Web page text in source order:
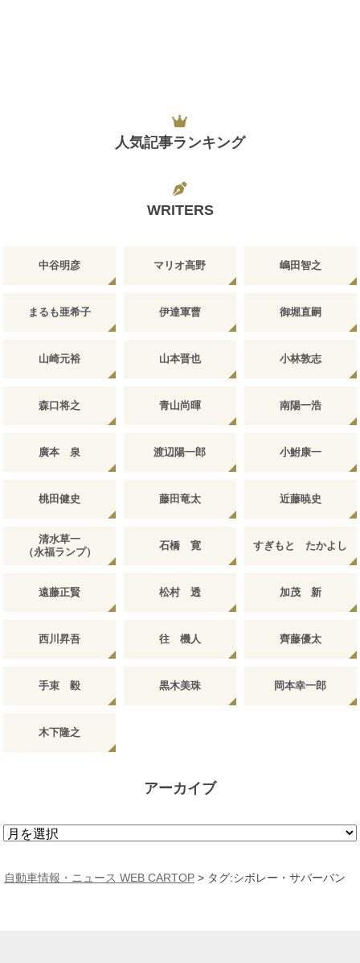
人気記事ランキング
WRITERS
中谷明彦 マリオ高野 嶋田智之
まるも亜希子 伊達軍曹 御堀直嗣
山崎元裕 山本晋也 小林敦志
森口将之 青山尚暉 南陽一浩
廣本 泉 渡辺陽一郎 小鮒康一
桃田健史 藤田竜太 近藤暁史
清水草一
（永福ランプ）
石橋 寛 すぎもと たかよし
遠藤正賢 松村 透 加茂 新
西川昇吾 往 機人 齊藤優太
手束 毅 黒木美珠 岡本幸一郎
木下隆之
アーカイブ
ア
カ
自動車情報・ニュース WEB CARTOP > タグ:シボレー・サバーバン